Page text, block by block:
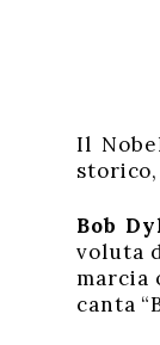
Il
Bob
voluta
marcia
canta